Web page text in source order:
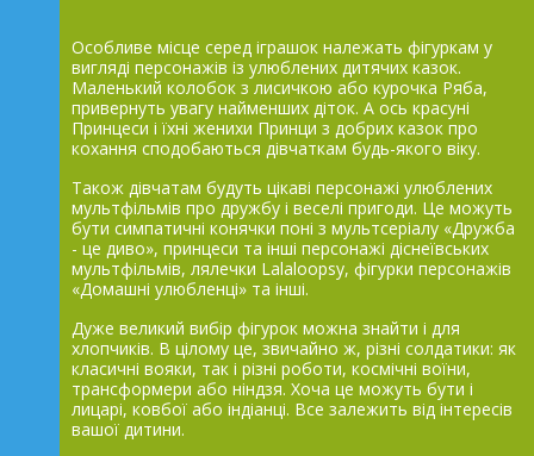
Особливе місце серед іграшок належать фігуркам у
вигляді персонажів із улюблених дитячих казок.
Маленький колобок з лисичкою або курочка Ряба,
привернуть увагу найменших діток. А ось красуні
Принцеси і їхні женихи Принци з добрих казок про
кохання сподобаються дівчаткам будь-якого віку.
Також дівчатам будуть цікаві персонажі улюблених
мультфільмів про дружбу і веселі пригоди. Це можуть
бути симпатичні конячки поні з мультсеріалу «Дружба
- це диво», принцеси та інші персонажі діснеївських
мультфільмів, лялечки Lalaloopsy, фігурки персонажів
«Домашні улюбленці» та інші.
Дуже великий вибір фігурок можна знайти і для
хлопчиків. В цілому це, звичайно ж, різні солдатики: як
класичні вояки, так і різні роботи, космічні воїни,
трансформери або ніндзя. Хоча це можуть бути і
лицарі, ковбої або індіанці. Все залежить від інтересів
вашої дитини.